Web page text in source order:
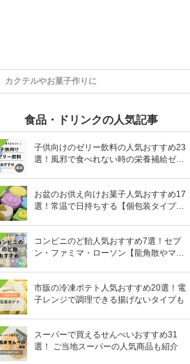
カクテルやお菓子作りに
食品・ドリンクの人気記事
子供向けのゼリー飲料の人気おすすめ23
選！風邪で食べれない時の栄養補給ゼリ
お盆のお供え向けお菓子人気おすすめ17
選！常温で日持ちする【個包装タイプ
コンビニのど飴人気おすすめ7選！セブ
ン・ファミマ・ローソン【龍角散やマヌ
市販の冷凍ポテト人気おすすめ20選！電
子レンジで調理できる揚げないタイプも
スーパーで買えるせんべいおすすめ31
選！ ご当地スーパーの人気商品も紹介